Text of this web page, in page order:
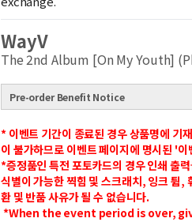
WayV
The 2nd Album [On My Youth]
Pre-order Benefit Notice
* 이벤트 기간이 종료된 경우 상품명에 기
이 불가하므로 이벤트 페이지에 명시된 '
*증정품인 특전 포토카드의 경우 인쇄 출
식별이 가능한 찍힘 및 스크래치, 잉크 튐,
환 및 반품 사유가 될 수 없습니다.
*When the event period is over,